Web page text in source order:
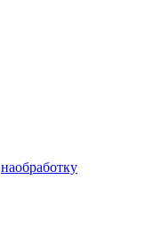
наобработку